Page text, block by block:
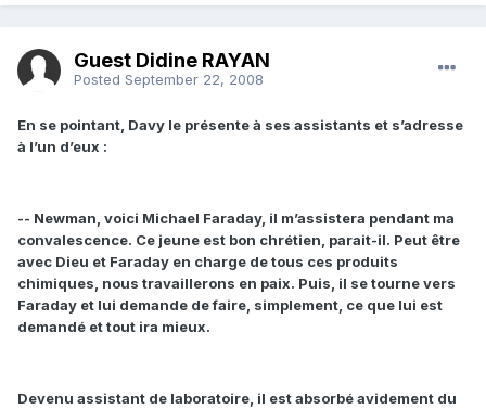
Guest Didine RAYAN
Posted September 22, 2008
En se pointant, Davy le présente à ses assistants et s’adresse
à l’un d’eux :
-- Newman, voici Michael Faraday, il m’assistera pendant ma
convalescence. Ce jeune est bon chrétien, parait-il. Peut être
avec Dieu et Faraday en charge de tous ces produits
chimiques, nous travaillerons en paix. Puis, il se tourne vers
Faraday et lui demande de faire, simplement, ce que lui est
demandé et tout ira mieux.
Devenu assistant de laboratoire, il est absorbé avidement du